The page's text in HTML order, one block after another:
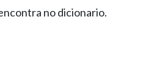
FIGURAS HOMENAXEADAS
no dicionario.